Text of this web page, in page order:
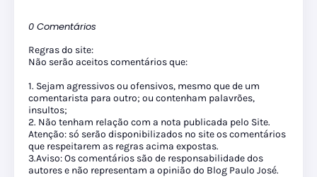
0 Comentários
Regras do site:
Não serão aceitos comentários que:
1. Sejam agressivos ou ofensivos, mesmo que de um
comentarista para outro; ou contenham palavrões,
insultos;
2. Não tenham relação com a nota publicada pelo Site.
Atenção: só serão disponibilizados no site os comentários
que respeitarem as regras acima expostas.
3.Aviso: Os comentários são de responsabilidade dos
autores e não representam a opinião do Blog Paulo José.